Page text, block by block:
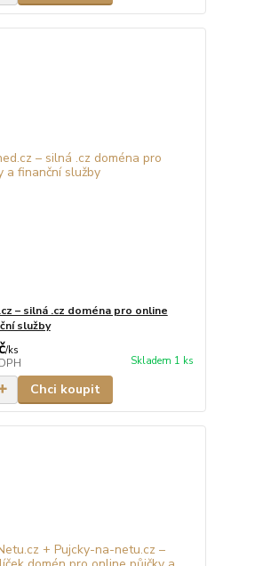
– silná .cz doména pro online
služby
/ks
Skladem 1 ks
Chci koupit